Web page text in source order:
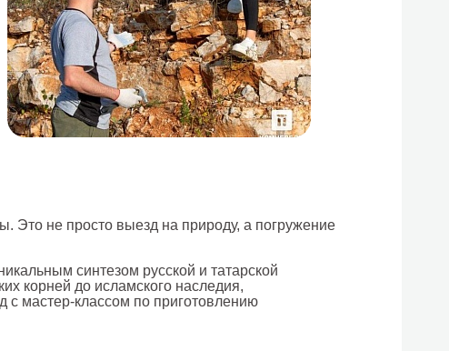
Это не просто выезд на природу, а погружение
синтезом русской и татарской
корней до исламского наследия,
с мастер-классом по приготовлению